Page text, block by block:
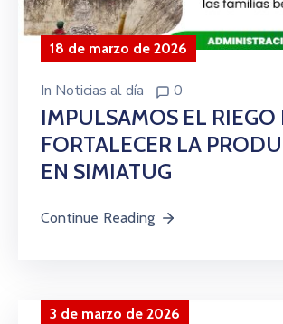
18 de marzo de 2026
In Noticias al día 0
IMPULSAMOS EL RIEGO
FORTALECER LA
EN SIMIATUG
Continue Reading
3 de marzo de 2026